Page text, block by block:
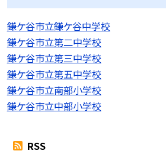
鎌ケ谷市立鎌ケ谷中学校
鎌ケ谷市立第二中学校
鎌ケ谷市立第三中学校
鎌ケ谷市立第五中学校
鎌ケ谷市立南部小学校
鎌ケ谷市立中部小学校
RSS